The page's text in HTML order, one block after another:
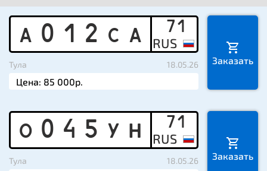
A 0 1 2 C A 71
Тула 18.05.26 Заказать
O 0 4 5 Y H 71
Тула 18.05.26 Заказать